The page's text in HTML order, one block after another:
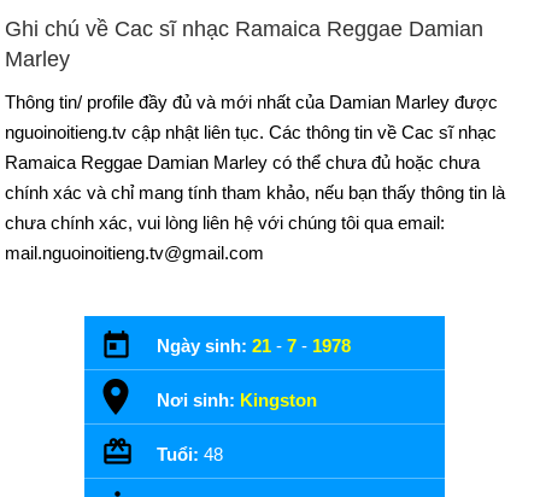
Ghi chú về Cac sĩ nhạc Ramaica Reggae Damian
Marley
Thông tin/ profile đầy đủ và mới nhất của Damian Marley được
nguoinoitieng.tv cập nhật liên tục. Các thông tin về Cac sĩ nhạc
Ramaica Reggae Damian Marley có thể chưa đủ hoặc chưa
chính xác và chỉ mang tính tham khảo, nếu bạn thấy thông tin là
chưa chính xác, vui lòng liên hệ với chúng tôi qua email:
mail.nguoinoitieng.tv@gmail.com
Ngày sinh: 21 - 7 - 1978
Nơi sinh: Kingston
Tuổi: 48